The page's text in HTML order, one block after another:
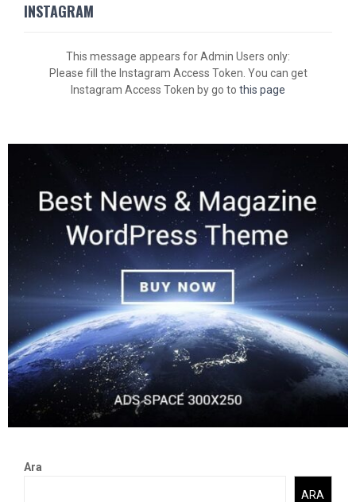
INSTAGRAM
This message appears for Admin Users only:
Please fill the Instagram Access Token. You can get
Instagram Access Token by go to this page
Ara
ARA